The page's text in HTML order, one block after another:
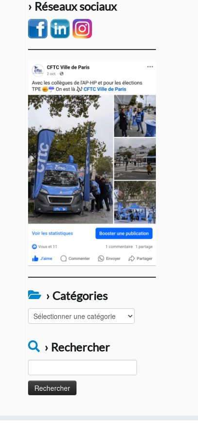
› Réseaux sociaux
› Catégories
Catégories
› Rechercher